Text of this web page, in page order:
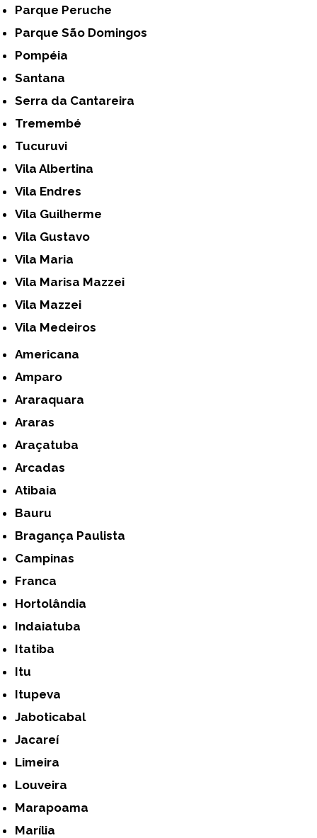
Parque Peruche
Parque São Domingos
Pompéia
Santana
Serra da Cantareira
Tremembé
Tucuruvi
Vila Albertina
Vila Endres
Vila Guilherme
Vila Gustavo
Vila Maria
Vila Marisa Mazzei
Vila Mazzei
Vila Medeiros
Americana
Amparo
Araraquara
Araras
Araçatuba
Arcadas
Atibaia
Bauru
Bragança Paulista
Campinas
Franca
Hortolândia
Indaiatuba
Itatiba
Itu
Itupeva
Jaboticabal
Jacareí
Limeira
Louveira
Marapoama
Marília